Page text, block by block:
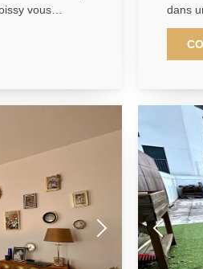
de taille
desservant un
donnant
Un bien à ne
dans
écoles. Superbe appartement 3 pièces de 63m2,